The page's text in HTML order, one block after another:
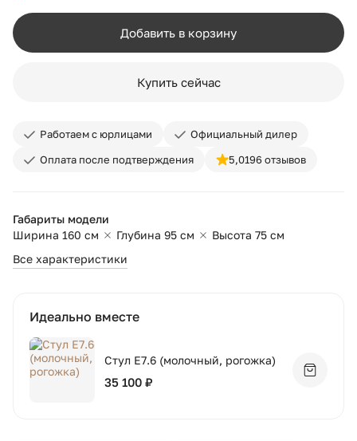
Добавить в корзину
Купить сейчас
Работаем с юрлицами
Официальный дилер
Оплата после подтверждения
5,0196 отзывов
Габариты модели
Ширина 160 см
Глубина 95 см
Высота 75 см
Все характеристики
Идеально вместе
Стул E7.6 (молочный, рогожка)
35 100 ₽